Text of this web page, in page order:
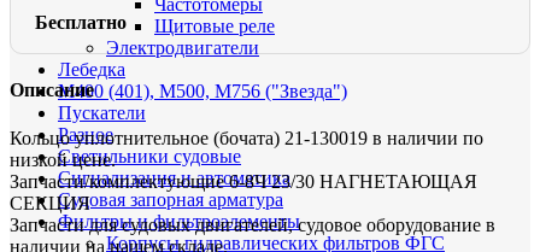
Частотомеры
Щитовые реле
Электродвигатели
Лебедка
М400 (401), М500, М756 ("Звезда")
Пускатели
Разное
Светильники судовые
Сигнализация и автоматика
Судовая запорная арматура
Фильтры и фильтроэлементы
Корпусы гидравлических фильтров ФГС
Бесплатно
Описание
Кольцо уплотнительное (бочата) 21-130019 в наличии по
низкой цене.
Запчасти/комплектующие 6-8Ч 23/30 НАГНЕТАЮЩАЯ
СЕКЦИЯ
Запчасти для судовых двигателей, судовое оборудование в
наличии на нашем складе.